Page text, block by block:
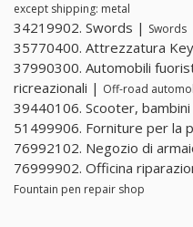
except shipping: metal
34219902. Swords | Swords
35770400. Attrezzatura
37990300. Automobili
ricreazionali | Off-road
39440106. Scooter,
51499906. Forniture per la
76992102. Negozio di
76999902. Officina
Fountain pen repair shop